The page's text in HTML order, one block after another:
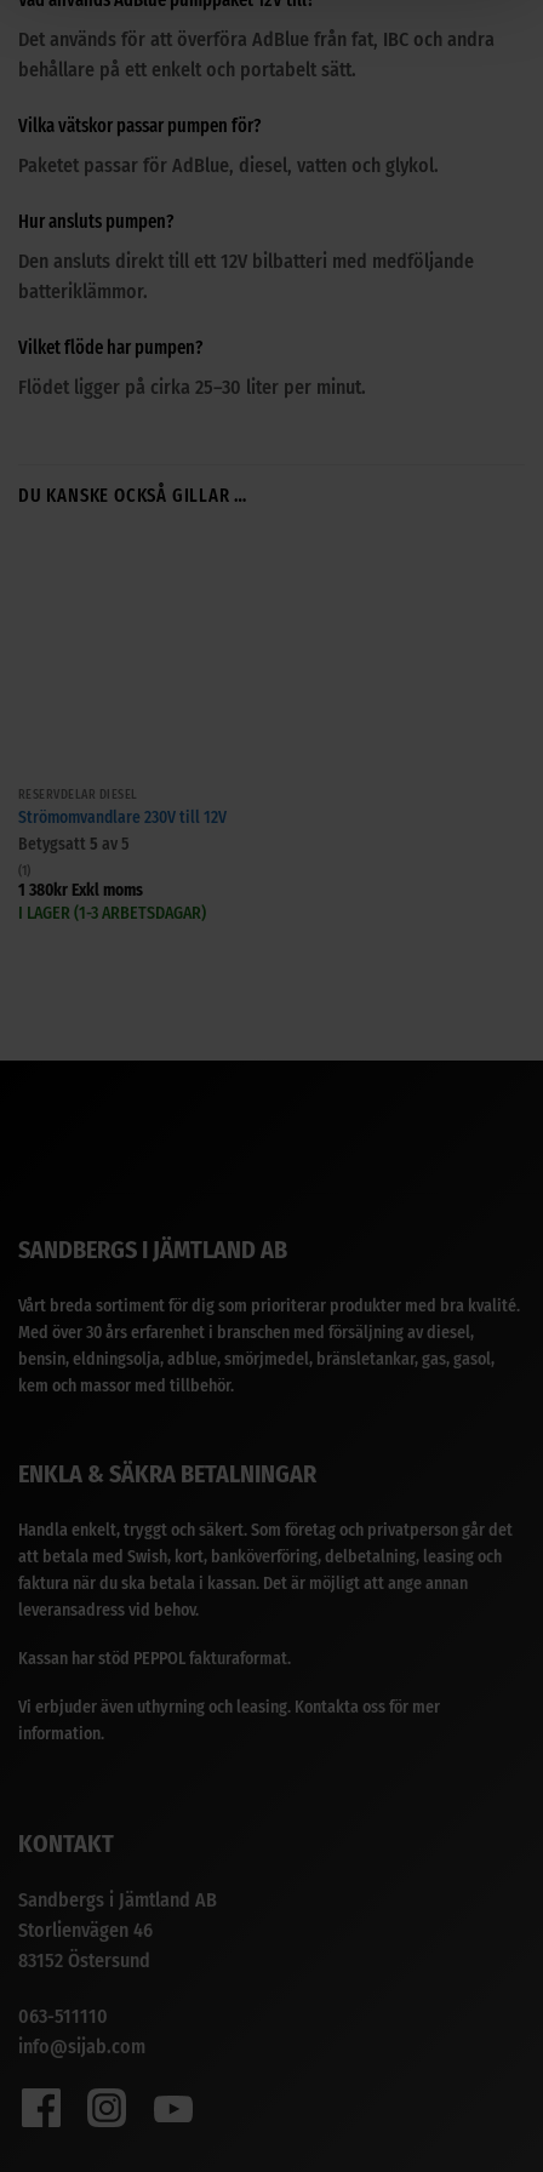
Det används för att överföra AdBlue från fat, IBC och andra
behållare på ett enkelt och portabelt sätt.
Vilka vätskor passar pumpen för?
Paketet passar för AdBlue, diesel, vatten och glykol.
Hur ansluts pumpen?
Den ansluts direkt till ett 12V bilbatteri med medföljande
batteriklämmor.
Vilket flöde har pumpen?
Flödet ligger på cirka 25–30 liter per minut.
DU KANSKE OCKSÅ GILLAR …
RESERVDELAR DIESEL
Strömomvandlare 230V till 12V
Betygsatt 5 av 5
(1)
1 380krExkl moms
I LAGER (1-3 ARBETSDAGAR)
SANDBERGS I JÄMTLAND AB
Vårt breda sortiment för dig som prioriterar produkter med bra kvalité.
Med över 30 års erfarenhet i branschen med försäljning av diesel,
bensin, eldningsolja, adblue, smörjmedel, bränsletankar, gas, gasol,
kem och massor med tillbehör.
ENKLA & SÄKRA BETALNINGAR
Handla enkelt, tryggt och säkert. Som företag och privatperson går det
att betala med Swish, kort, banköverföring, delbetalning, leasing och
faktura när du ska betala i kassan. Det är möjligt att ange annan
leveransadress vid behov.
Kassan har stöd PEPPOL fakturaformat.
Vi erbjuder även uthyrning och leasing. Kontakta oss för mer
information.
KONTAKT
Sandbergs i Jämtland AB
Storlienvägen 46
83152 Östersund
063-511110
info@sijab.com